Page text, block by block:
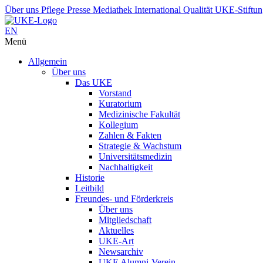
Über uns Pflege Presse Mediathek International Qualität UKE-
EN
Menü
Allgemein
Über uns
Das UKE
Vorstand
Kuratorium
Medizinische Fakultät
Kollegium
Zahlen & Fakten
Strategie & Wachstum
Universitätsmedizin
Nachhaltigkeit
Historie
Leitbild
Freundes- und Förderkreis
Über uns
Mitgliedschaft
Aktuelles
UKE-Art
Newsarchiv